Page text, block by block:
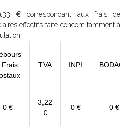
€ correspondant aux frais de
effectifs faite concomitamment à
Frais
TVA INPI
0 €
3,22
€
0 € 0 €